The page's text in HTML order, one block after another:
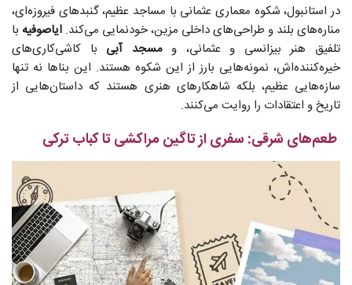
در استانبول، شکوه معماری عثمانی با مساجد عظیم، گنبدهای فیروزه‌ای،
مناره‌های بلند و طراحی‌های داخلی مزین، خودنمایی می‌کند. ایاصوفیه با
تلفیق هنر بیزانسی و عثمانی، ومسجد آبی با کاشی‌کاری‌های
خیره‌کننده‌اش، نمونه‌هایی بارز از این شکوه هستند. این بناها نه تنها
سازه‌هایی عظیم، بلکه شاهکارهای هنری هستند که داستان‌هایی از
تاریخ و اعتقادات را روایت می‌کنند.
طعم‌های شرقی: سفری از تاگین مراکشی تا کباب ترکی